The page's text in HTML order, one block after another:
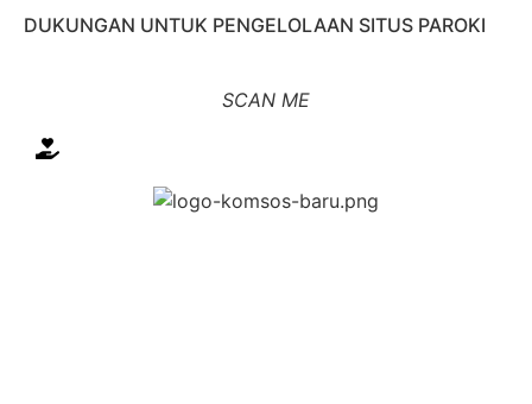
DUKUNGAN UNTUK PENGELOLAAN SITUS PAROKI
SCAN ME